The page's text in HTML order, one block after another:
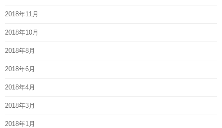
2018年11月
2018年10月
2018年8月
2018年6月
2018年4月
2018年3月
2018年1月